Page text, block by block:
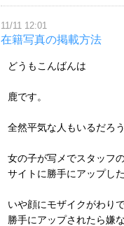
11/11 12:01
在籍写真の掲載方法
どうもこんばんは
鹿です。
全然平気な人もいるだろ
女の子が写メでスタッフ
サイトに勝手にアップし
いや顔にモザイクがわり
勝手にアップされたら嫌